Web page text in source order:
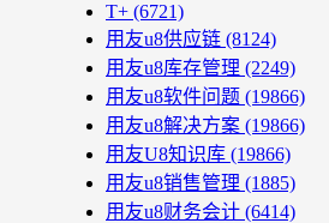
T+ (6721)
用友u8供应链 (8124)
用友u8库存管理 (2249)
用友u8软件问题 (19866)
用友u8解决方案 (19866)
用友U8知识库 (19866)
用友u8销售管理 (1885)
用友u8财务会计 (6414)